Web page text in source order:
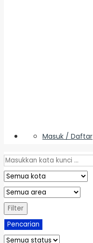
Masuk / Daftar
Filter
Pencarian